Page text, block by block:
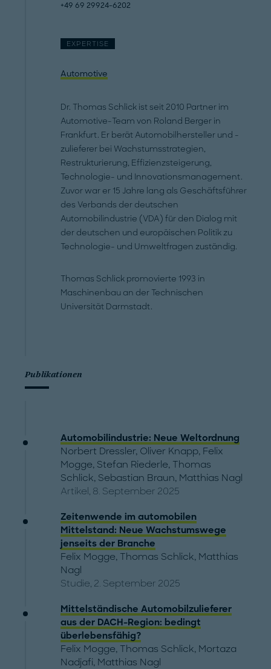
+49 69 29924-6202
EXPERTISE
Automotive
Dr. Thomas Schlick ist seit 2010 Partner im
Automotive-Team von Roland Berger in
Frankfurt. Er berät Automobilhersteller und -
zulieferer bei Wachstumsstrategien,
Restrukturierung, Effizienzsteigerung,
Technologie- und Innovationsmanagement.
Zuvor war er 15 Jahre lang als Geschäftsführer
des Verbands der deutschen
Automobilindustrie (VDA) für den Dialog mit
der deutschen und europäischen Politik zu
Technologie- und Umweltfragen zuständig.
Thomas Schlick promovierte 1993 in
Maschinenbau an der Technischen
Universität Darmstadt.
Publikationen
Automobilindustrie: Neue Weltordnung
Norbert Dressler, Oliver Knapp, Felix
Mogge, Stefan Riederle, Thomas
Schlick, Sebastian Braun, Matthias Nagl
Artikel, 8. September 2025
Zeitenwende im automobilen
Mittelstand: Neue Wachstumswege
jenseits der Branche
Felix Mogge, Thomas Schlick, Matthias
Nagl
Studie, 2. September 2025
Mittelständische Automobilzulieferer
aus der DACH-Region: bedingt
überlebensfähig?
Felix Mogge, Thomas Schlick, Mortaza
Nadjafi, Matthias Nagl